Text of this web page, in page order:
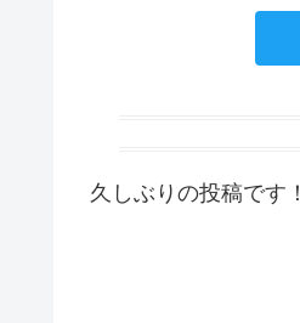
久しぶりの投稿です！